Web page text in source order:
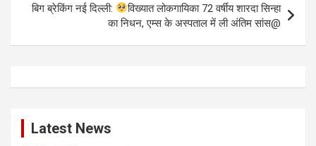
बिग ब्रेकिंग नई दिल्ली:
विख्यात लोकगायिका 72 वर्षीय शारदा सिन्हा
का निधन, एम्स के अस्पताल में ली अंतिम सांस@
Latest News